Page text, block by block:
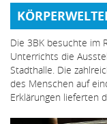
Die 3BK besuchte im
Unterrichts die
Stadthalle. Die
des Menschen auf
Erklärungen lieferten